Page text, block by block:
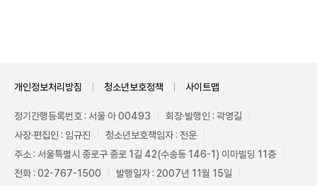
개인정보처리방침 청소년보호정책 사이트맵
정기간행등록번호 : 서울 아 00493
회장·발행인 : 곽영길
사장·편집인 : 임규진
청소년보호책임자 : 전운
주소 : 서울특별시 종로구 종로 1길 42(수송동 146-1) 이마빌딩 11층
전화 : 02-767-1500
발행일자 : 2007년 11월 15일